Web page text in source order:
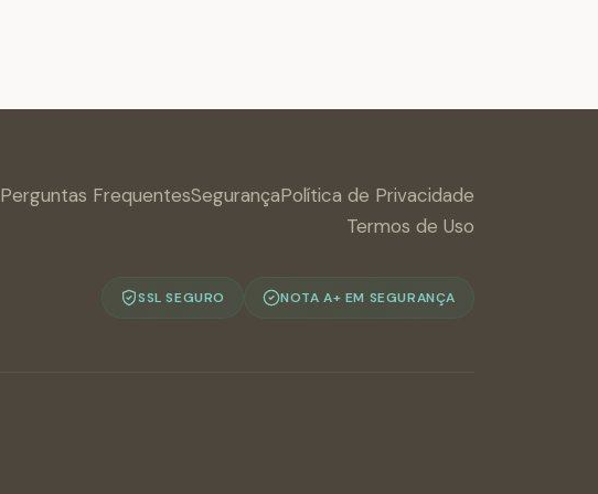
Perguntas FrequentesSegurançaPolítica de Privacidade
Termos de Uso
SSL SEGURO NOTA A+ EM SEGURANÇA